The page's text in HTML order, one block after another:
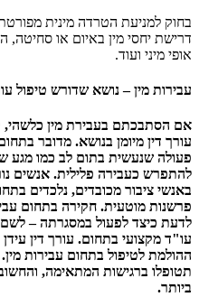
בחוק למניעת הטרדה מינית מפורטת
דרישת יחסי מין באיום או סחיטה,
אופי מיני ועוד.
עבירות מין – נושא שדורש טיפול
אם הסתבכתם בעבירת מין כלשהי,
עורך דין מיומן בנושא. מדובר
פעולה שנעשית בתום לב כמו מגע
להתפרש כעבירה פלילית. אנשים
באנשי ציבור מכובדים, נלכדים
פרשנות מוטעית. חקירה בתחום
לדעת כיצד לפעול במסגרתה – לשם
עו"ד מקצועי בתחום. עורך דין
ההולמת לטיפול בתחום עבירות
תטופלו ברגישות המתאימה,
ביותר.